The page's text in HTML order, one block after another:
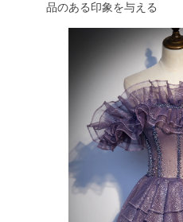
品のある印象を与える